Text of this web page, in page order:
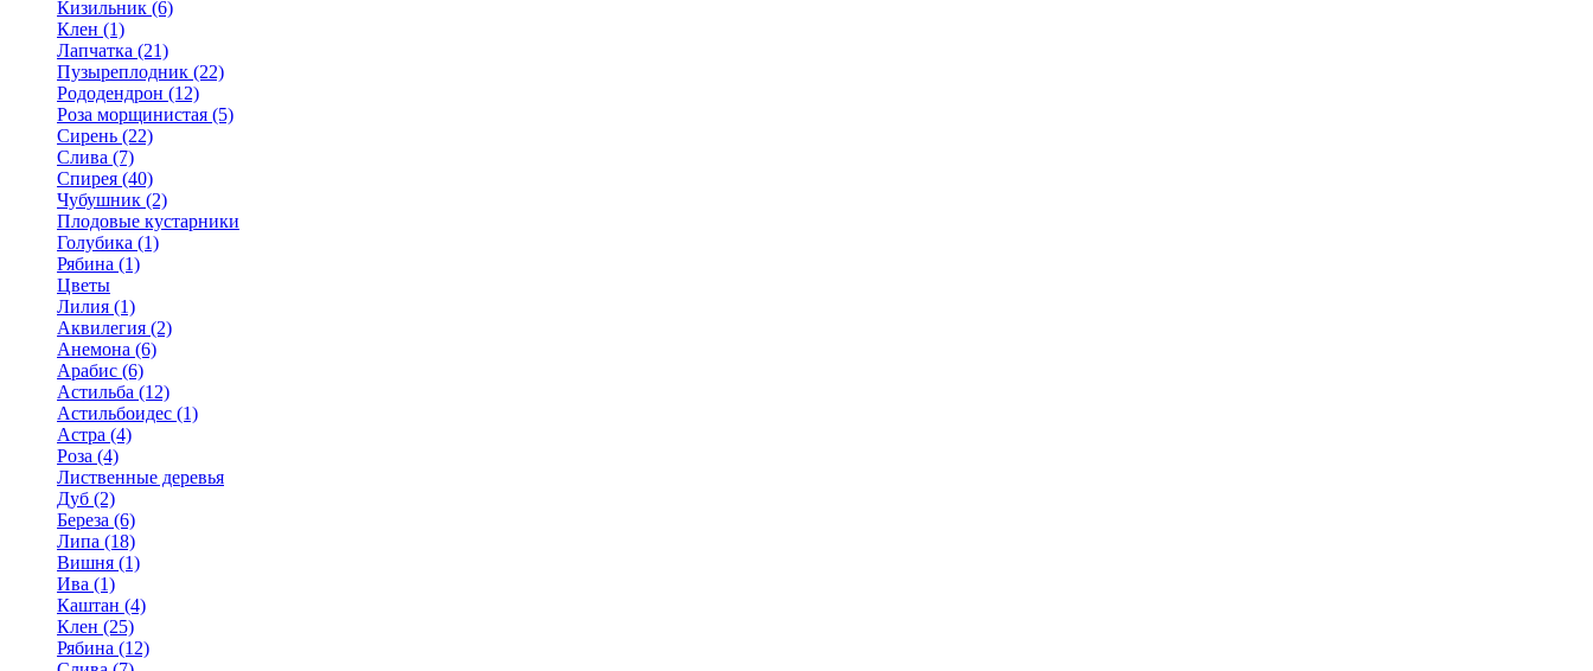
Кизильник (6)
Клен (1)
Лапчатка (21)
Пузыреплодник (22)
Рододендрон (12)
Роза морщинистая (5)
Сирень (22)
Слива (7)
Спирея (40)
Чубушник (2)
Плодовые кустарники
Голубика (1)
Рябина (1)
Цветы
Лилия (1)
Аквилегия (2)
Анемона (6)
Арабис (6)
Астильба (12)
Астильбоидес (1)
Астра (4)
Роза (4)
Лиственные деревья
Дуб (2)
Береза (6)
Липа (18)
Вишня (1)
Ива (1)
Каштан (4)
Клен (25)
Рябина (12)